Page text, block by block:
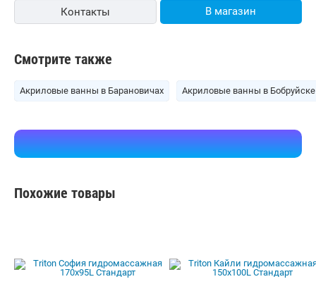
Контакты В магазин
Смотрите также
Акриловые ванны в Барановичах Акриловые ванны в Бобруйске
Похожие товары